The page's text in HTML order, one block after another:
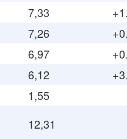
7,33
7,26
6,97
6,12
1,55
12,31